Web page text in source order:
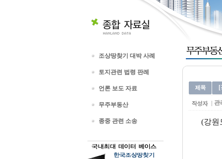
조상땅찾기 대박 사례
토지관련 법령 판례
언론 보도 자료
무주부동산
종중 관련 소송
관
(강원